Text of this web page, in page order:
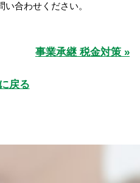
合わせください。
事業承継 税金対策 »
戻る